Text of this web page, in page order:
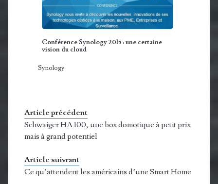
Conférence Synology 2015 : une certaine
vision du cloud
Synology
Article précédent
Schwaiger HA 100, une box domotique à petit prix
mais à grand potentiel
Article suivrant
Ce qu’attendent les américains d’une Smart Home